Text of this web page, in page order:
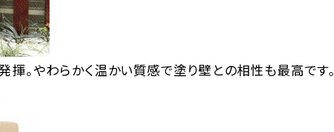
。やわらかく温かい質感で塗り壁との相性も最高です。